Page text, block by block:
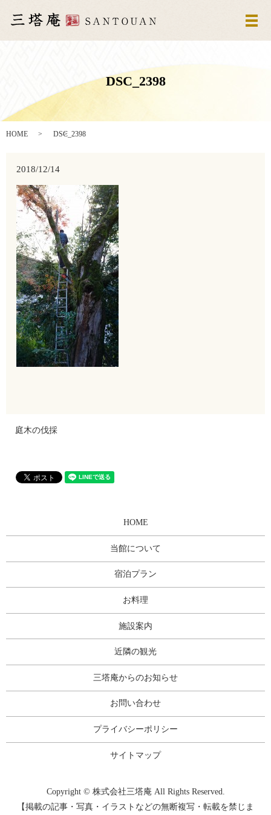
メ
DSC_2398
HOME DSC_2398
2018/12/14
庭木の伐採
HOME
当館について
宿泊プラン
お料理
施設案内
近隣の観光
三塔庵からのお知らせ
お問い合わせ
プライバシーポリシー
サイトマップ
Copyright © 株式会社三塔庵 All Rights Reserved.
【掲載の記事・写真・イラストなどの無断複写・転載を禁じま